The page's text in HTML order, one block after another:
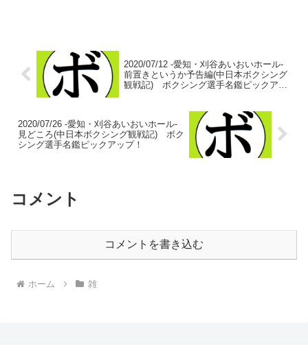
2020/07/12 -愛知・刈谷あいおいホール-
前置きというか予告編(中日本ボクシング
観戦記) ボクシング選手名鑑ピックアッ
2020/07/26 -愛知・刈谷あいおいホール-
見どころ(中日本ボクシング観戦記) ボク
シング選手名鑑ピックアップ！
コメント
コメントを書き込む
ホーム 雑